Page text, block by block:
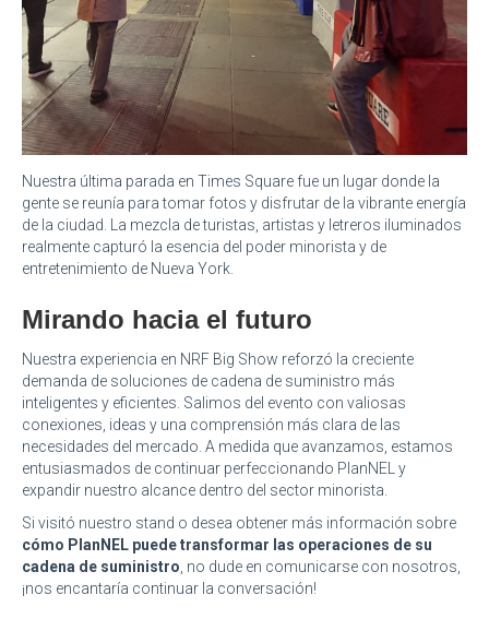
Nuestra última parada en Times Square fue un lugar donde la
gente se reunía para tomar fotos y disfrutar de la vibrante energía
de la ciudad. La mezcla de turistas, artistas y letreros iluminados
realmente capturó la esencia del poder minorista y de
entretenimiento de Nueva York.
Mirando hacia el futuro
Nuestra experiencia en NRF Big Show reforzó la creciente
demanda de soluciones de cadena de suministro más
inteligentes y eficientes. Salimos del evento con valiosas
conexiones, ideas y una comprensión más clara de las
necesidades del mercado. A medida que avanzamos, estamos
entusiasmados de continuar perfeccionando PlanNEL y
expandir nuestro alcance dentro del sector minorista.
Si visitó nuestro stand o desea obtener más información sobre
cómo PlanNEL puede transformar las operaciones de su
cadena de suministro , no dude en comunicarse con nosotros,
¡nos encantaría continuar la conversación!